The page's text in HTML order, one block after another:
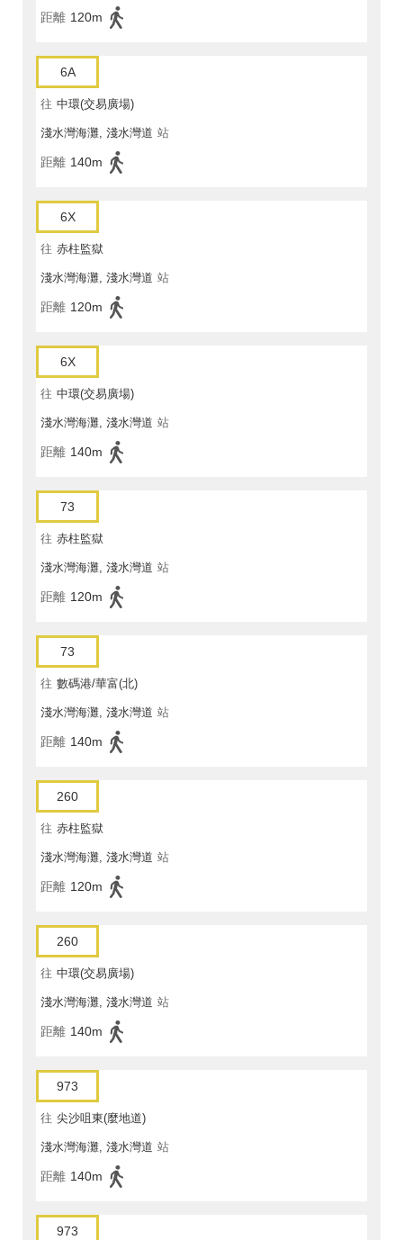
距離 120m
6A
往 中環(交易廣場)
淺水灣海灘, 淺水灣道 站
距離 140m
6X
往 赤柱監獄
淺水灣海灘, 淺水灣道 站
距離 120m
6X
往 中環(交易廣場)
淺水灣海灘, 淺水灣道 站
距離 140m
73
往 赤柱監獄
淺水灣海灘, 淺水灣道 站
距離 120m
73
往 數碼港/華富(北)
淺水灣海灘, 淺水灣道 站
距離 140m
260
往 赤柱監獄
淺水灣海灘, 淺水灣道 站
距離 120m
260
往 中環(交易廣場)
淺水灣海灘, 淺水灣道 站
距離 140m
973
往 尖沙咀東(麼地道)
淺水灣海灘, 淺水灣道 站
距離 140m
973